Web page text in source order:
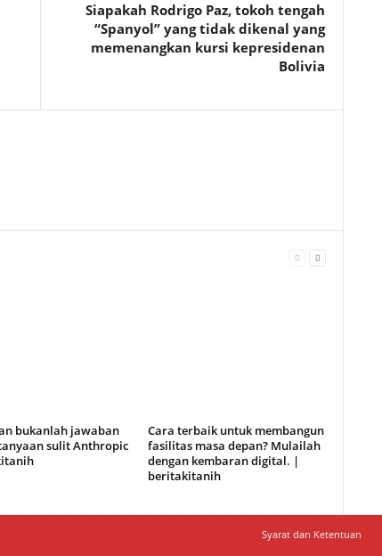
Siapakah Rodrigo Paz, tokoh tengah
“Spanyol” yang tidak dikenal yang
memenangkan kursi kepresidenan
Bolivia
bukanlah jawaban
sulit Anthropic
Cara terbaik untuk membangun
fasilitas masa depan? Mulailah
dengan kembaran digital. |
beritakitanih
Syarat dan Ketentuan